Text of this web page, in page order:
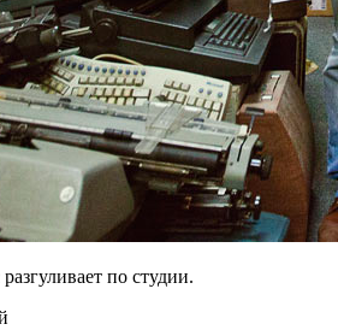
по студии.